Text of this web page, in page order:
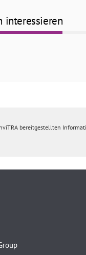
interessieren
bereitgestellten